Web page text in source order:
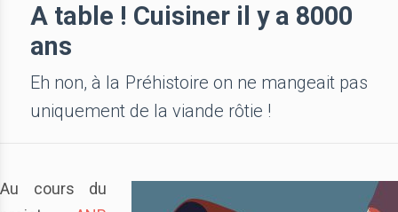
A table ! Cuisiner il y a 8000
ans
Eh non, à la Préhistoire on ne mangeait pas
uniquement de la viande rôtie !
Au cours du